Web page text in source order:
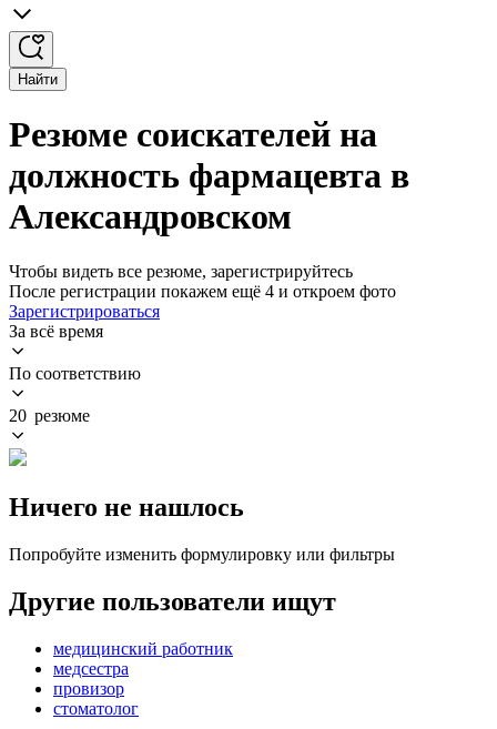
Найти
Резюме соискателей на
должность фармацевта в
Александровском
Чтобы видеть все резюме, зарегистрируйтесь
После регистрации покажем ещё 4 и откроем фото
Зарегистрироваться
За всё время
По соответствию
20 резюме
Ничего не нашлось
Попробуйте изменить формулировку или фильтры
Другие пользователи ищут
медицинский работник
медсестра
провизор
стоматолог